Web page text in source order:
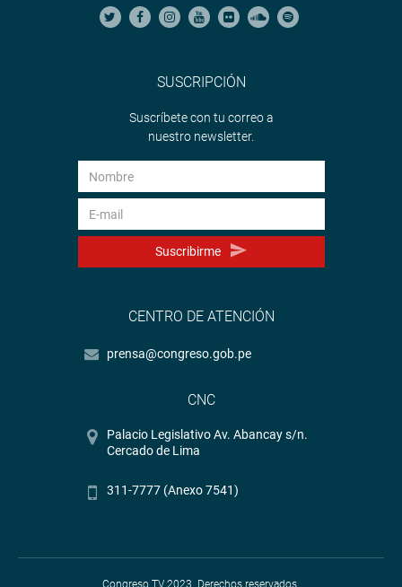
SUSCRIPCIÓN
Suscríbete con tu correo a
nuestro newsletter.
Suscribirme
CENTRO DE ATENCIÓN
prensa@congreso.gob.pe
CNC
Palacio Legislativo Av. Abancay s/n.
Cercado de Lima
311-7777 (Anexo 7541)
Congreso TV 2023. Derechos reservados.